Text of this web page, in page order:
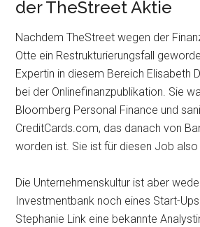
der TheStreet Aktie
Nachdem TheStreet wegen der
Otte ein Restrukturierungsfall
Expertin in diesem Bereich Elisabeth
bei der Onlinefinanzpublikation. Sie
Bloomberg Personal Finance und
CreditCards.com, das danach von
worden ist. Sie ist für diesen Job
Die Unternehmenskultur ist aber
Investmentbank noch eines Start-
Stephanie Link eine bekannte